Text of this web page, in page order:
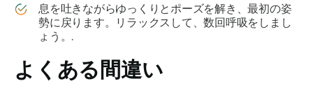
息を吐きながらゆっくりとポーズを解き、最初の姿
勢に戻ります。リラックスして、数回呼吸をしまし
ょう。.
よくある間違い